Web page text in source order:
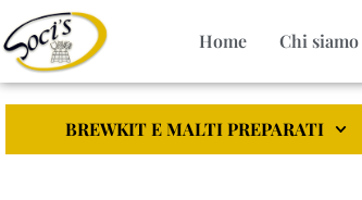
Home Chi siamo
BREWKIT E MALTI PREPARATI